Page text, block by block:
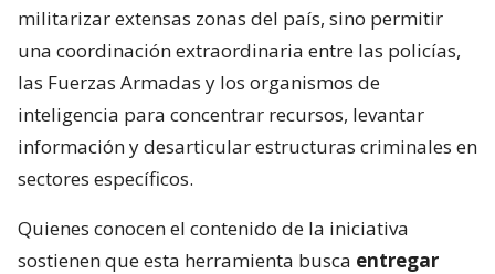
militarizar extensas zonas del país, sino permitir
una coordinación extraordinaria entre las policías,
las Fuerzas Armadas y los organismos de
inteligencia para concentrar recursos, levantar
información y desarticular estructuras criminales en
sectores específicos.
Quienes conocen el contenido de la iniciativa
sostienen que esta herramienta busca entregar